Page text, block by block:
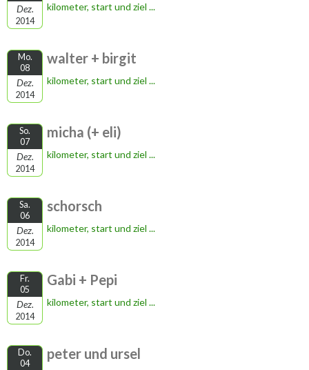
Dez.
2014
kilometer, start und ziel ...
Mo.
08
Dez.
2014
walter + birgit
kilometer, start und ziel ...
So.
07
Dez.
2014
micha (+ eli)
kilometer, start und ziel ...
Sa.
06
Dez.
2014
schorsch
kilometer, start und ziel ...
Fr.
05
Dez.
2014
Gabi + Pepi
kilometer, start und ziel ...
Do.
04
peter und ursel